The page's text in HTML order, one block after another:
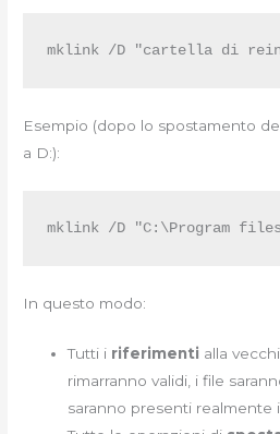
mklink /D "cartella di
Esempio (dopo lo spostamento
a D:):
mklink /D "C:\Program
In questo modo:
Tutti i riferimenti alla
rimarranno validi, i file
saranno presenti realmente